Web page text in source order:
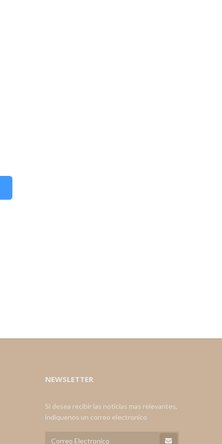
NEWSLETTER
Si desea recibir las noticias mas relevantes,
indiquenos un correo electronico